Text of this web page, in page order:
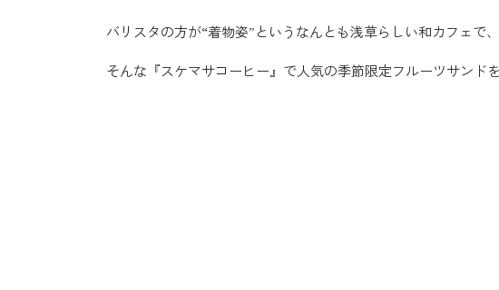
バリスタの方が“着物姿”というなんとも浅草らしい和カフェで
そんな『スケマサコーヒー』で人気の季節限定フルーツサンド